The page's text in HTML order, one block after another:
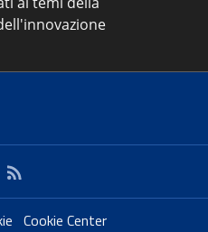
Cookie Center